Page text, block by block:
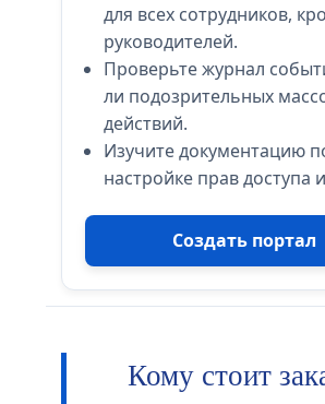
для всех сотрудников,
руководителей.
Проверьте журнал
ли подозрительных
действий.
Изучите документацию
настройке прав доступа
Создать портал
Кому стоит